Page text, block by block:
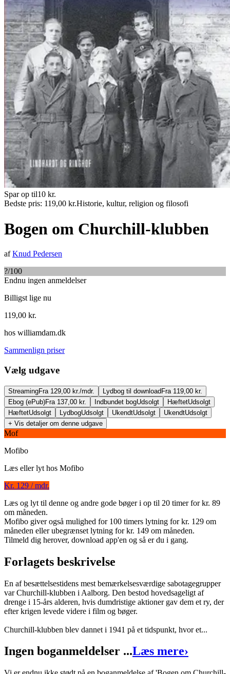
Spar op til10 kr.
Bedste pris: 119,00 kr.Historie, kultur, religion og filosofi
Bogen om Churchill-klubben
afKnud Pedersen
?/100
Endnu ingen anmeldelser
Billigst lige nu
119,00 kr.
hos williamdam.dk
Sammenlign priser
Vælg udgave
StreamingFra 129,00 kr./mdr. Lydbog til downloadFra 119,00 kr.
Ebog (ePub)Fra 137,00 kr. Indbundet bogUdsolgt HæftetUdsolgt
HæftetUdsolgt LydbogUdsolgt UkendtUdsolgt UkendtUdsolgt
+ Vis detaljer om denne udgave
Bogen om Churchillklubben
Forfatter:Knud Pedersen
Indlæst af Fjord Trier Hansen
Format:
Lydbog til download
Forlag: Lindhardt og Ringhof
Udgivet: 17. april 2013
Mof
Mofibo
Læs eller lyt hos Mofibo
Kr. 129 / mdr.
Læs og lyt til denne og andre gode bøger i op til 20 timer for kr. 89
om måneden.
Mofibo giver også mulighed for 100 timers lytning for kr. 129 om
måneden eller ubegrænset lytning for kr. 149 om måneden.
Tilmeld dig herover, download app'en og så er du i gang.
Forlagets beskrivelse
En af besættelsestidens mest bemærkelsesværdige sabotagegrupper
var Churchill-klubben i Aalborg. Den bestod hovedsageligt af
drenge i 15-års alderen, hvis dumdristige aktioner gav dem et ry, der
efter krigen levede videre i film og bøger.
Churchill-klubben blev dannet i 1941 på et tidspunkt, hvor et...
Ingen boganmeldelser ...Læs mere›